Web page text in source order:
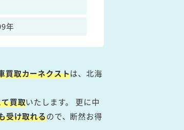
年
買取カーネクストは、北海
買取いたします。 更に中
受け取れるので、断然お得